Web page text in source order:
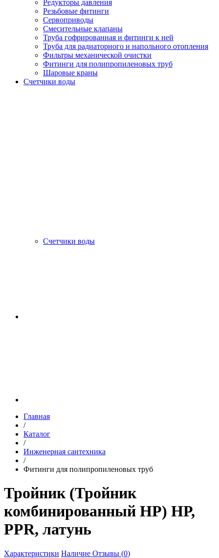
Редукторы давления
Резьбовые фитинги
Сервоприводы
Смесительные клапаны
Труба гофрированная и фитинги к ней
Труба для радиаторного и напольного отопления
Фильтры механической очистки
Фитинги для полипропиленовых труб
Шаровые краны
Счетчики воды
Счетчики воды
Главная
/
Каталог
/
Инженерная сантехника
/
Фитинги для полипропиленовых труб
Тройник (Тройник
комбинированный НР) НР,
PPR, латунь
Характеристики Наличие Отзывы (0)